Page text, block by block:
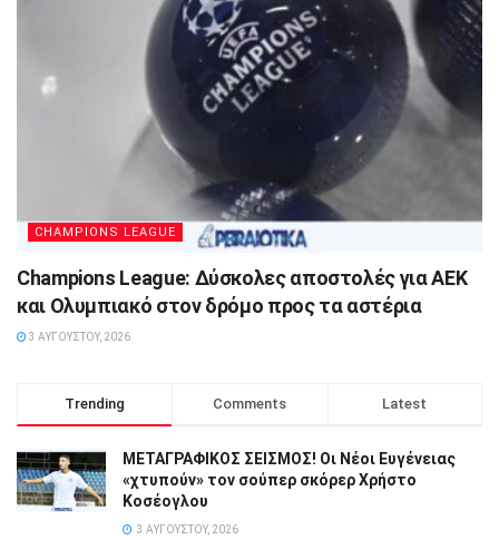
CHAMPIONS LEAGUE
Champions League: Δύσκολες αποστολές για ΑΕΚ
και Ολυμπιακό στον δρόμο προς τα αστέρια
3 ΑΥΓΟΎΣΤΟΥ, 2026
Trending Comments Latest
ΜΕΤΑΓΡΑΦΙΚΟΣ ΣΕΙΣΜΟΣ! Οι Νέοι Ευγένειας
«χτυπούν» τον σούπερ σκόρερ Χρήστο
Κοσέογλου
3 ΑΥΓΟΎΣΤΟΥ, 2026